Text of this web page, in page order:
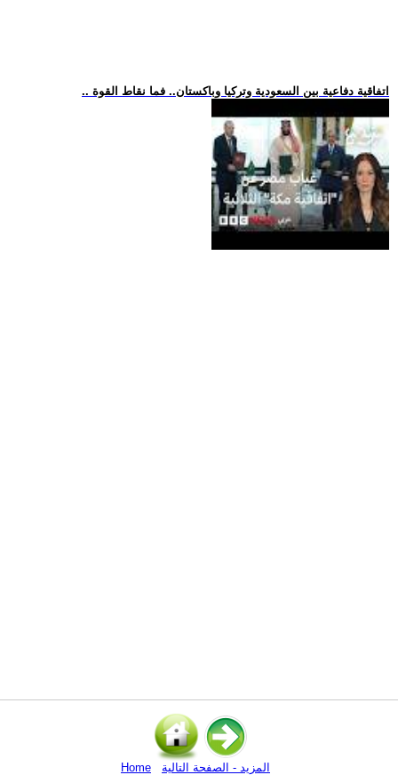
.. اتفاقية دفاعية بين السعودية وتركيا وباكستان.. فما نقاط القوة
Home المزيد - الصفحة التالية